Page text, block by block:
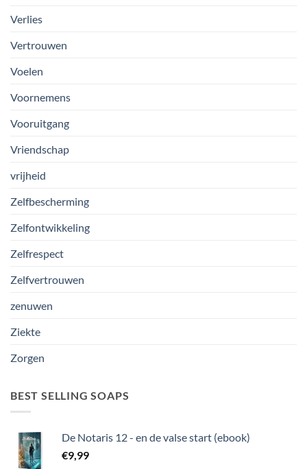
Verlies
Vertrouwen
Voelen
Voornemens
Vooruitgang
Vriendschap
vrijheid
Zelfbescherming
Zelfontwikkeling
Zelfrespect
Zelfvertrouwen
zenuwen
Ziekte
Zorgen
BEST SELLING SOAPS
De Notaris 12 - en de valse start (ebook)
€9,99